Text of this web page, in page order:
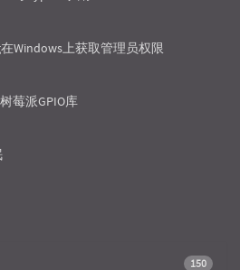
o
m
t
在Windows上获取管理员权限
莓派GPIO库
150